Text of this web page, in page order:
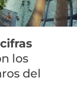
los
del